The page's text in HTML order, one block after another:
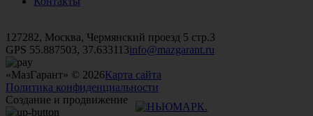
127282, Москва, Чермянский проезд 5 стр.3
GPS 55.887503, 37.633113info@mazgarant.ru
«МазГарант» © 2026Карта сайта
Политика конфиденциальности
Создание и продвижение